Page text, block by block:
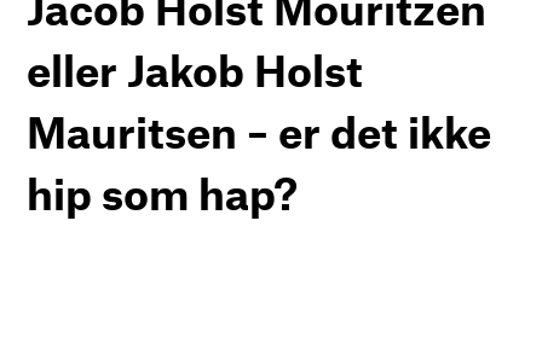
eller Jakob Holst
Mauritsen – er det ikke
hip som hap?